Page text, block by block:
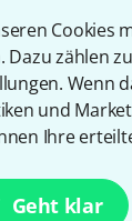
Cookies
Dazu zählen
Wenn
und
Ihre
Geht klar
Vier